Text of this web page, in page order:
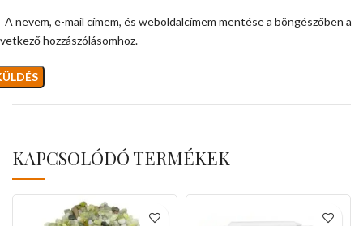
A nevem, e-mail címem, és weboldalcímem mentése a böngészőben a
hozzászólásomhoz.
KAPCSOLÓDÓ TERMÉKEK